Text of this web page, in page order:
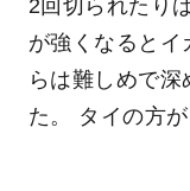
2回切られたり
が強くなるとイ
らは難しめで
た。 タイの方が